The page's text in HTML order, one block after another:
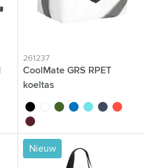
261237
CoolMate GRS RPET
koeltas
noir blancvert bleu bleu clairbleu marine
rouge
bordeaux
Nieuw